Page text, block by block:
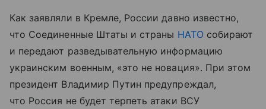
Как заявляли в Кремле, России давно известно,
что Соединенные Штаты и страны НАТО собирают
и передают разведывательную информацию
украинским военным, «это не новация». При этом
президент Владимир Путин предупреждал,
что Россия не будет терпеть атаки ВСУ